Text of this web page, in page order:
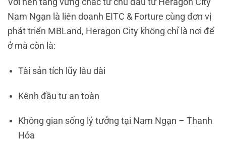
Nam Ngạn là liên doanh EITC & Forture cùng đơn vị
phát triển MBLand, Heragon City không chỉ là nơi để
ở mà còn là:
Tài sản tích lũy lâu dài
Kênh đầu tư an toàn
Không gian sống lý tưởng tại Nam Ngạn – Thanh
Hóa